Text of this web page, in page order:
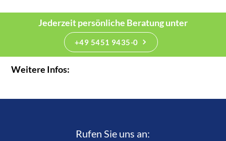
Jederzeit persönliche Beratung unter
+49 5451 9435-0
Weitere Infos:
Rufen Sie uns an:­